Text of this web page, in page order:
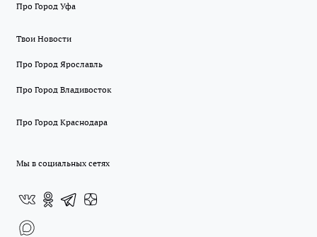
Про Город Уфа
Твои Новости
Про Город Ярославль
Про Город Владивосток
Про Город Краснодара
Мы в социальных сетях